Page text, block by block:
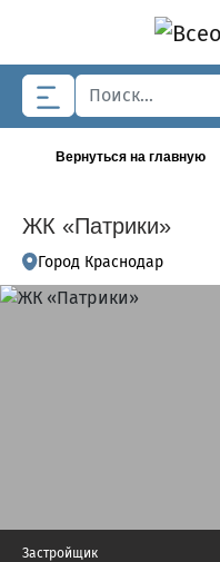
Skip to main content
Вернуться на главную
ЖК «Патрики»
Город Краснодар
Застройщик